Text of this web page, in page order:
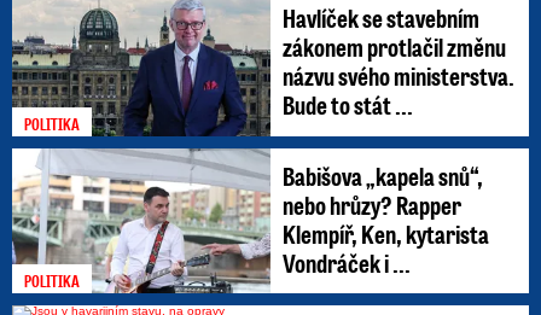
POLITIKA
Havlíček se stavebním
zákonem protlačil změnu
názvu svého ministerstva.
Bude to stát ...
POLITIKA
Babišova „kapela snů“,
nebo hrůzy? Rapper
Klempíř, Ken, kytarista
Vondráček i ...